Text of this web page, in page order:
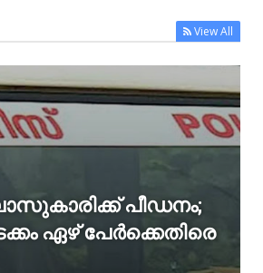
View All
പീഡനം;
ഏഴ് പേർക്കെതിരെ